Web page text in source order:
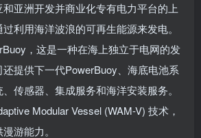
亚洲开发并商业化专有电力平台的上
利用海洋波浪的可再生能源来发电。
，这是一种在海上独立于电网的发
提供下一代PowerBuoy、海底电池系
传感器、集成服务和海洋安装服务。
Modular Vessel (WAM-V) 技术，
游能力。